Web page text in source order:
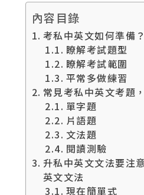
內容目錄
考私中英文如何準備
瞭解考試題型
瞭解考試範圍
平常多做練習
常見考私中英文考題
單字題
片語題
文法題
閱讀測驗
升私中英文文法要注
英文文法
現在簡單式